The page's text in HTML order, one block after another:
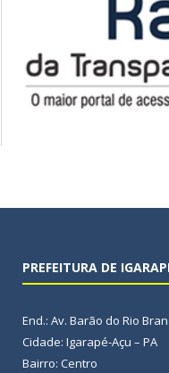
PREFEITURA DE
End.: Av. Barão do Rio
Cidade: Igarapé-Açu – PA
Bairro: Centro